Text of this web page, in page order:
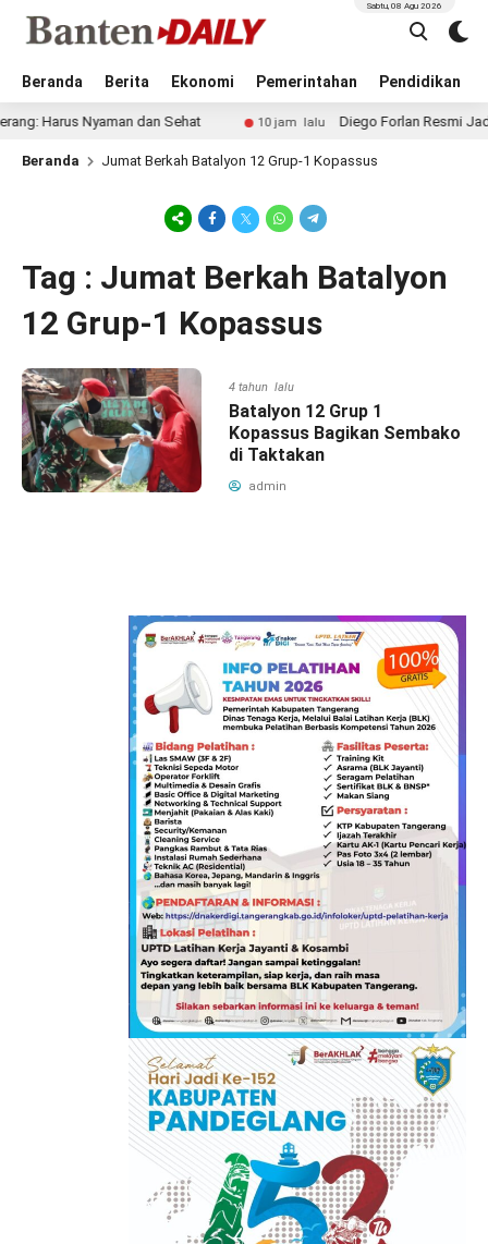
Beranda Berita Ekonomi Pemerintahan Pendidikan
Sabtu, 08 Agu 2026
Harus Nyaman dan Sehat 10 jam lalu Diego Forlan Resmi Jadi
Beranda Jumat Berkah Batalyon 12 Grup-1 Kopassus
Tag : Jumat Berkah Batalyon
12 Grup-1 Kopassus
4 tahun lalu
Batalyon 12 Grup 1
Kopassus Bagikan Sembako
di Taktakan
admin